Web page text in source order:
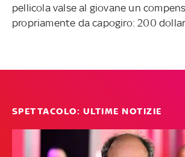
pellicola valse al giovane un
propriamente da capogiro: 200
SPETTACOLO: ULTIME NOTIZIE